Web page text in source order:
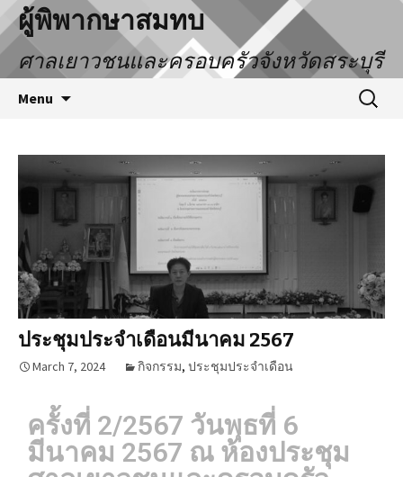
ผู้พิพากษาสมทบ
ศาลเยาวชนและครอบครัวจังหวัดสระบุรี
Menu
ประชุมประจำเดือนมีนาคม 2567
March 7, 2024 กิจกรรม, ประชุมประจำเดือน
ครั้งที่ 2/2567 วันพุธที่ 6
มีนาคม 2567 ณ ห้องประชุม